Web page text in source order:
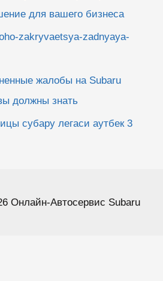
для вашего бизнеса
zakryvaetsya-zadnyaya-
жалобы на Subaru
должны знать
субару легаси аутбек 3
Онлайн-Автосервис Subaru